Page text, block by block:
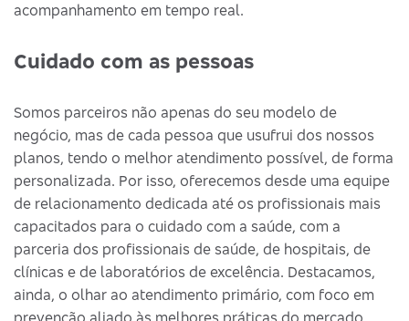
acompanhamento em tempo real.
Cuidado com as pessoas
Somos parceiros não apenas do seu modelo de
negócio, mas de cada pessoa que usufrui dos nossos
planos, tendo o melhor atendimento possível, de forma
personalizada. Por isso, oferecemos desde uma equipe
de relacionamento dedicada até os profissionais mais
capacitados para o cuidado com a saúde, com a
parceria dos profissionais de saúde, de hospitais, de
clínicas e de laboratórios de excelência. Destacamos,
ainda, o olhar ao atendimento primário, com foco em
prevenção aliado às melhores práticas do mercado.